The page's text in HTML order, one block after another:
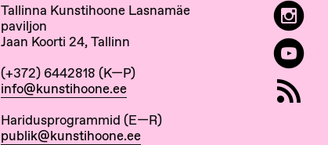
Tallinna Kunstihoone Lasnamäe
paviljon
Jaan Koorti 24, Tallinn
(+372) 6442818 (K—P)
info@kunstihoone.ee
Haridusprogrammid (E—R)
publik@kunstihoone.ee